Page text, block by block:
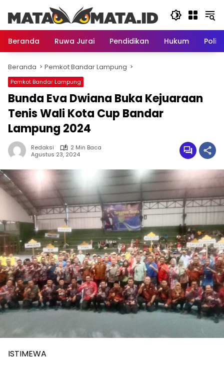
konten
Beranda
Ruwa Jurai Pendidikan Hukum
Beranda Pemkot Bandar Lampung
Pemkot Bandar Lampung
Bunda Eva Dwiana Buka Kejuaraan
Tenis Wali Kota Cup Bandar
Lampung 2024
Redaksi
2 Min Baca
Agustus 23, 2024
ISTIMEWA